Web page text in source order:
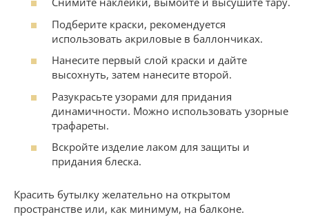
Подберите краски, рекомендуется
использовать акриловые в баллончиках.
Нанесите первый слой краски и дайте
высохнуть, затем нанесите второй.
Разукрасьте узорами для придания
динамичности. Можно использовать узорные
трафареты.
Вскройте изделие лаком для защиты и
придания блеска.
Красить бутылку желательно на открытом
пространстве или, как минимум, на балконе.